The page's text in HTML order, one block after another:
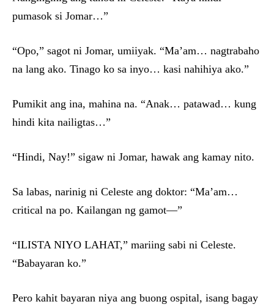
pumasok si Jomar…”
“Opo,” sagot ni Jomar, umiiyak. “Ma’am… nagtrabaho
na lang ako. Tinago ko sa inyo… kasi nahihiya ako.”
Pumikit ang ina, mahina na. “Anak… patawad… kung
hindi kita nailigtas…”
“Hindi, Nay!” sigaw ni Jomar, hawak ang kamay nito.
Sa labas, narinig ni Celeste ang doktor: “Ma’am…
critical na po. Kailangan ng gamot—”
“ILISTA NIYO LAHAT,” mariing sabi ni Celeste.
“Babayaran ko.”
Pero kahit bayaran niya ang buong ospital, isang bagay